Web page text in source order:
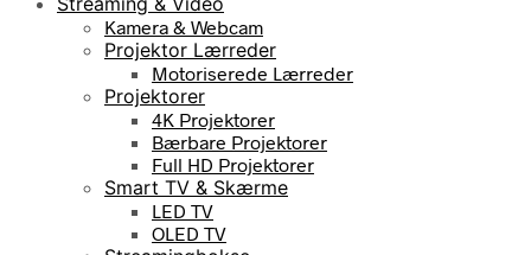
Kamera & Webcam
Projektor Lærreder
Motoriserede Lærreder
Projektorer
4K Projektorer
Bærbare Projektorer
Full HD Projektorer
Smart TV & Skærme
LED TV
OLED TV